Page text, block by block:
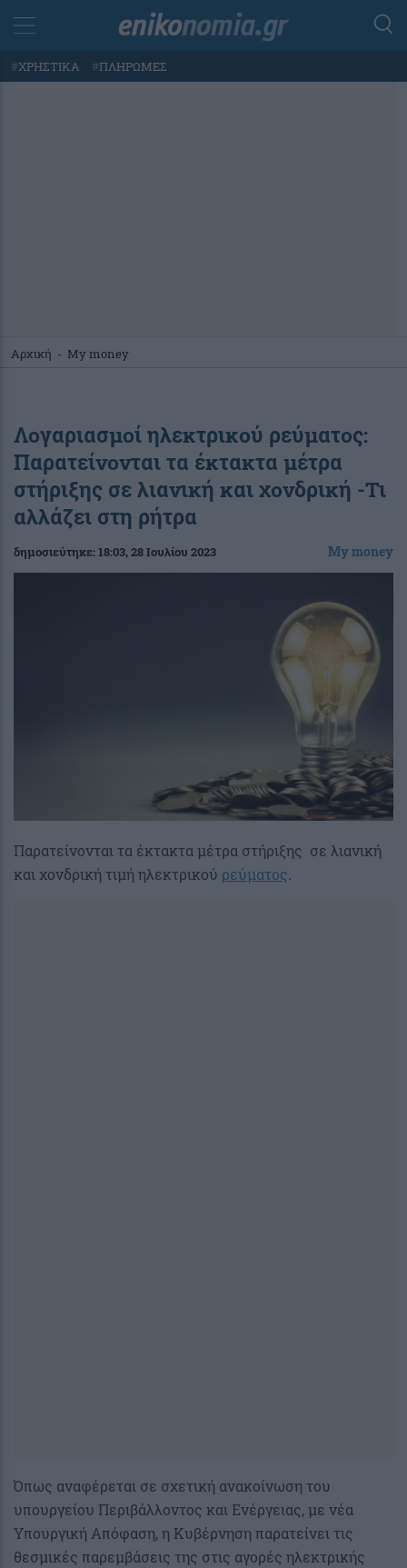
#ΧΡΗΣΤΙΚΑ #ΠΛΗΡΩΜΕΣ
Αρχική - My money
Λογαριασμοί ηλεκτρικού ρεύματος:
Παρατείνονται τα έκτακτα μέτρα
στήριξης σε λιανική και χονδρική -Τι
αλλάζει στη ρήτρα
δημοσιεύτηκε:18:03, 28 Ιουλίου 2023 My money
Παρατείνονται τα έκτακτα μέτρα στήριξης σε λιανική
και χονδρική τιμή ηλεκτρικού ρεύματος.
Όπως αναφέρεται σε σχετική ανακοίνωση του
υπουργείου Περιβάλλοντος και Ενέργειας, με νέα
Υπουργική Απόφαση, η Κυβέρνηση παρατείνει τις
θεσμικές παρεμβάσεις της στις αγορές ηλεκτρικής